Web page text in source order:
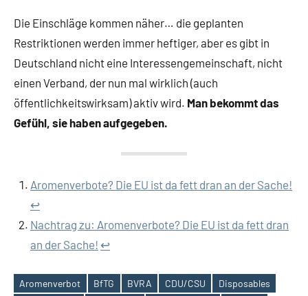
Die Einschläge kommen näher… die geplanten
Restriktionen werden immer heftiger, aber es gibt in
Deutschland nicht eine Interessengemeinschaft, nicht
einen Verband, der nun mal wirklich (auch
öffentlichkeitswirksam) aktiv wird. Man bekommt das
Gefühl, sie haben aufgegeben.
Aromenverbote? Die EU ist da fett dran an der Sache!
↩︎
Nachtrag zu: Aromenverbote? Die EU ist da fett dran
an der Sache! ↩︎
Aromenverbot BfTG BVRA CDU/CSU
Disposables